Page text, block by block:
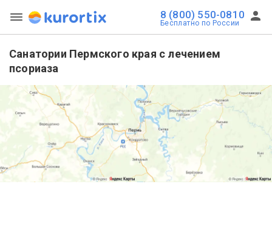
8 (800) 550-0810
Бесплатно по России
Санатории Пермского края с лечением
псориаза